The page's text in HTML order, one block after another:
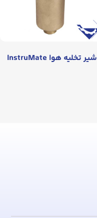
شیر تخلیه هوا InstruMate